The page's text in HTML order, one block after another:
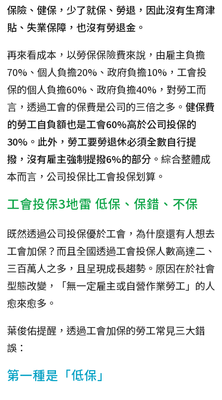
保險、健保，少了就保、勞退，因此沒有生育津
貼、失業保障，也沒有勞退金。
再來看成本，以勞保保險費來說，由雇主負擔
70%、個人負擔20%、政府負擔10%，工會投
保的個人負擔60%、政府負擔40%，對勞工而
言，透過工會的保費是公司的三倍之多。 健保費
的勞工自負額也是工會60%高於公司投保的
30%。此外，勞工要勞退休必須全數自行提
撥，沒有雇主強制提撥6%的部分。 綜合整體成
本而言，公司投保比工會投保划算。
工會投保3地雷 低保、保錯、不保
既然透過公司投保優於工會，為什麼還有人想去
工會加保？而且全國透過工會投保人數高達二、
三百萬人之多，且呈現成長趨勢。原因在於社會
型態改變，「無一定雇主或自營作業勞工」的人
愈來愈多。
葉俊佑提醒，透過工會加保的勞工常見三大錯
誤：
第一種是「低保」